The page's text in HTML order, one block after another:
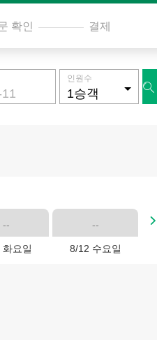
확인 결제
인원수

--
요일
--
8/12 수요일
